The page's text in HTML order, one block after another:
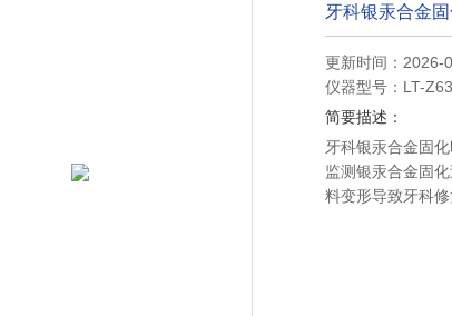
牙科银汞合金
更新时间：2026-
仪器型号：LT-
简要描述：
牙科银汞合金固
监测银汞合金固
料变形导致牙科